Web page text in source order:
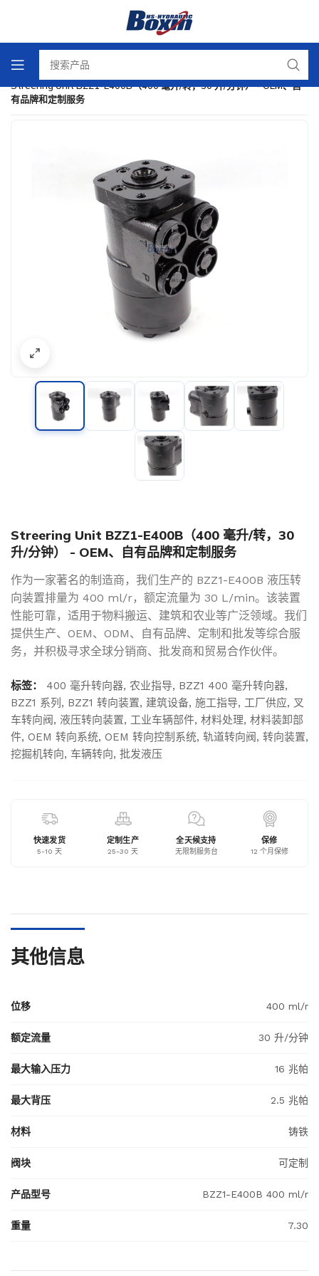
首页 转向装置
Streering Unit BZZ1-E400B（400 毫升/转，30 升/分钟） - OEM、自
有品牌和定制服务
Streering Unit BZZ1-E400B（400 毫升/转，30
升/分钟） - OEM、自有品牌和定制服务
作为一家著名的制造商，我们生产的 BZZ1-E400B 液压转
向装置排量为 400 ml/r，额定流量为 30 L/min。该装置
性能可靠，适用于物料搬运、建筑和农业等广泛领域。我们
提供生产、OEM、ODM、自有品牌、定制和批发等综合服
务，并积极寻求全球分销商、批发商和贸易合作伙伴。
标签： 400 毫升转向器, 农业指导, BZZ1 400 毫升转向器,
BZZ1 系列 , BZZ1 转向装置, 建筑设备, 施工指导, 工厂供应, 叉
车转向阀, 液压转向装置, 工业车辆部件, 材料处理, 材料装卸部
件, OEM 转向系统, OEM 转向控制系统, 轨道转向阀, 转向装置,
挖掘机转向, 车辆转向, 批发液压
快速发货
5-10 天
定制生产
25-30 天
全天候支持
无限制服务台
保修
12 个月保修
其他信息
位移 400 ml/r
额定流量 30 升/分钟
最大输入压力 16 兆帕
最大背压 2.5 兆帕
材料 铸铁
阀块 可定制
产品型号 BZZ1-E400B 400 ml/r
重量 7.30